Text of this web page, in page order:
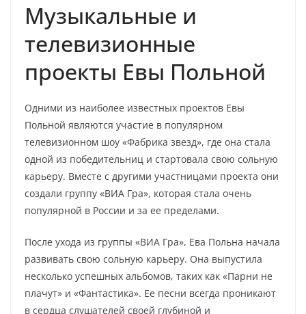
Музыкальные и
телевизионные
проекты Евы Польной
Одними из наиболее известных проектов Евы
Польной являются участие в популярном
телевизионном шоу «Фабрика звезд», где она стала
одной из победительниц и стартовала свою сольную
карьеру. Вместе с другими участницами проекта они
создали группу «ВИА Гра», которая стала очень
популярной в России и за ее пределами.
После ухода из группы «ВИА Гра», Ева Польна начала
развивать свою сольную карьеру. Она выпустила
несколько успешных альбомов, таких как «Парни не
плачут» и «Фантастика». Ее песни всегда проникают
в сердца слушателей своей глубиной и